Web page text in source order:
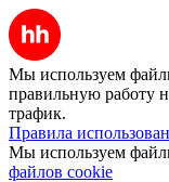
Мы используем
правильную работу
трафик.
Правила
Мы используем
файлов cookie